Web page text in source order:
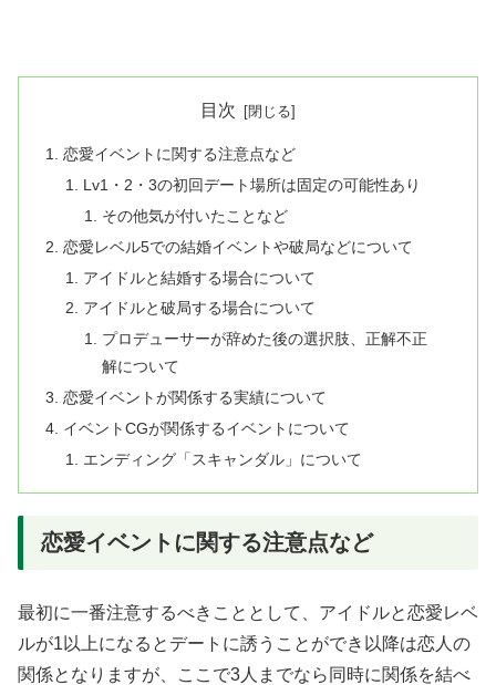
目次
恋愛イベントに関する注意点など
Lv1・2・3の初回デート場所は固定の可能性あり
その他気が付いたことなど
恋愛レベル5での結婚イベントや破局などについて
アイドルと結婚する場合について
アイドルと破局する場合について
プロデューサーが辞めた後の選択肢、正解不正
解について
恋愛イベントが関係する実績について
イベントCGが関係するイベントについて
エンディング「スキャンダル」について
恋愛イベントに関する注意点など
最初に一番注意するべきこととして、アイドルと恋愛レベ
ルが1以上になるとデートに誘うことができ以降は恋人の
関係となりますが、ここで3人までなら同時に関係を結べ